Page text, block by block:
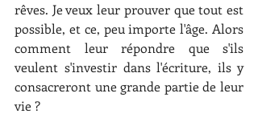
rêves. Je veux leur prouver que tout est
possible, et ce, peu importe l'âge. Alors
comment leur répondre que s'ils
veulent s'investir dans l'écriture, ils y
consacreront une grande partie de leur
vie ?